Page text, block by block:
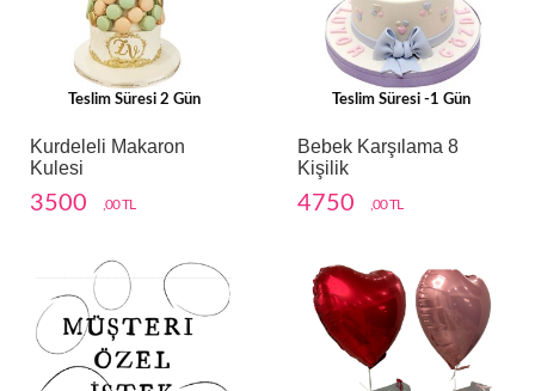
Teslim Süresi 2 Gün
Kurdeleli Makaron
Kulesi
3500 ,00 TL
Teslim Süresi -1 Gün
Bebek Karşılama 8
Kişilik
4750 ,00 TL